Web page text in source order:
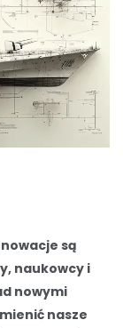
są
naukowcy i
nowymi
nasze